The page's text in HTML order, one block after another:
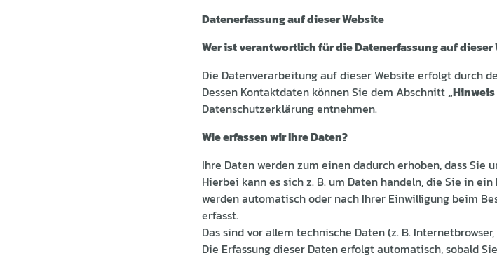
Datenerfassung auf dieser Website
Wer ist verantwortlich für die Datenerfassung auf dieser
Die Datenverarbeitung auf dieser Website erfolgt durch
Dessen Kontaktdaten können Sie dem Abschnitt
Datenschutzerklärung entnehmen.
Wie erfassen wir Ihre Daten?
Ihre Daten werden zum einen dadurch erhoben, dass Sie
Hierbei kann es sich z. B. um Daten handeln, die Sie in
werden automatisch oder nach Ihrer Einwilligung beim
erfasst.
Das sind vor allem technische Daten (z. B.
Die Erfassung dieser Daten erfolgt automatisch, sobald